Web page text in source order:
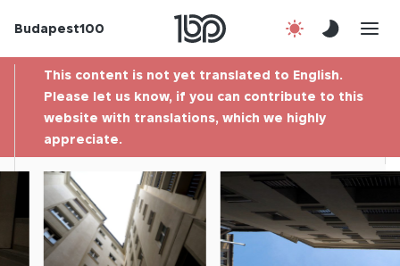
Budapest100
Contact
This content is not yet translated to English.
Please let us know, if you can contribute to this
website with translations, which we highly
appreciate.